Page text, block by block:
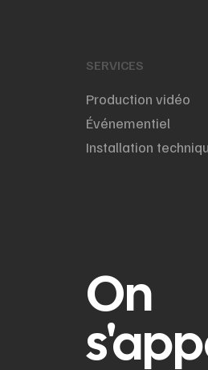
SERVICES
Production vidéo
Événementiel
Installation
On